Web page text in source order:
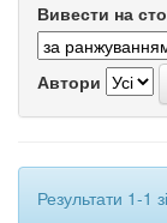
Вивести на
Автори
Результати 1-1